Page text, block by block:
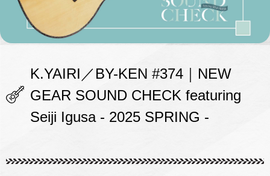
K.YAIRI／BY-KEN #374｜NEW
GEAR SOUND CHECK featuring
Seiji Igusa - 2025 SPRING -